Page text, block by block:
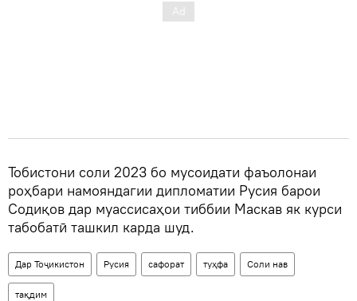
Тобистони соли 2023 бо мусоидати фаъолонаи
роҳбари намояндагии дипломатии Русия барои
Содиқов дар муассисаҳои тиббии Маскав як курси
табобатӣ ташкил карда шуд.
Дар Тоҷикистон Русия сафорат туҳфа Соли нав
тақдим